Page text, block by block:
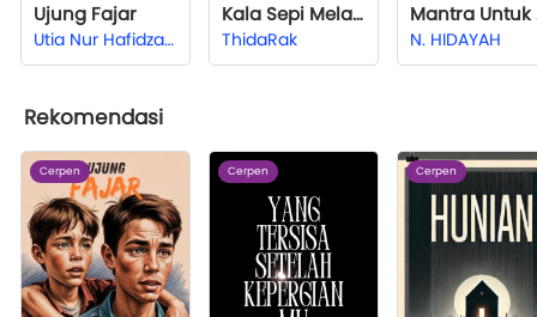
Ujung Fajar
Utia Nur Hafidza Rizkya Ramadhani
Kala Sepi Melanda
ThidaRak N. HIDAYAH
Rekomendasi
Cerpen Cerpen Cerpen